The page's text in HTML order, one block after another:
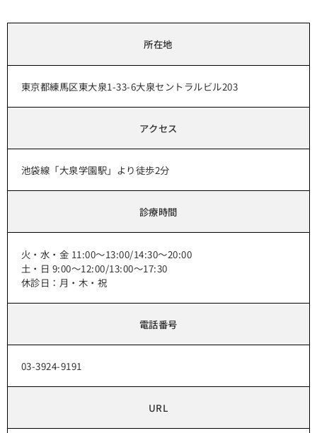
所在地
東京都練馬区東大泉1-33-6大泉セントラルビル203
アクセス
池袋線「大泉学園駅」より徒歩2分
診療時間
火・水・金 11:00～13:00/14:30～20:00
土・日 9:00～12:00/13:00～17:30
休診日：月・木・祝
電話番号
03-3924-9191
URL